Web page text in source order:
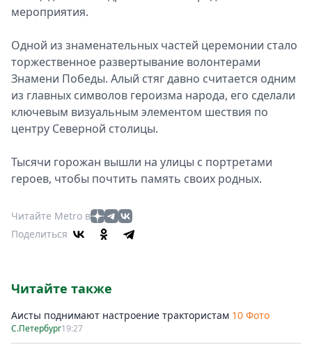
мероприятия.
Одной из знаменательных частей церемонии стало
торжественное развертывание волонтерами
Знамени Победы. Алый стяг давно считается одним
из главных символов героизма народа, его сделали
ключевым визуальным элементом шествия по
центру Северной столицы.
Тысячи горожан вышли на улицы с портретами
героев, чтобы почтить память своих родных.
Читайте Metro в
Поделиться
Читайте также
Аисты поднимают настроение трактористам 10 Фото
С.Петербург19:27